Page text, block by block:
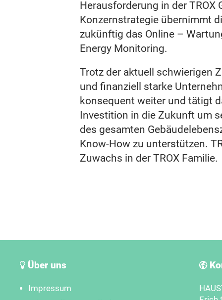
Herausforderung in der TROX
Konzernstrategie übernimmt
zukünftig das Online –
Energy Monitoring.
Trotz der aktuell schwierigen
und finanziell starke
konsequent weiter und tätigt
Investition in die Zukunft um
des gesamten
Know-How zu unterstützen.
Zuwachs in der TROX
Über uns
Impressum